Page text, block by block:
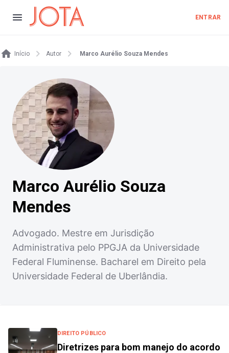
ENTRAR
Início Autor Marco Aurélio Souza Mendes
Marco Aurélio Souza
Mendes
Advogado. Mestre em Jurisdição
Administrativa pelo PPGJA da Universidade
Federal Fluminense. Bacharel em Direito pela
Universidade Federal de Uberlândia.
DIREITO PÚBLICO
Diretrizes para bom manejo do acordo